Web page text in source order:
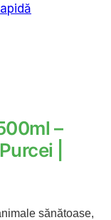
–
|
sănătoase,